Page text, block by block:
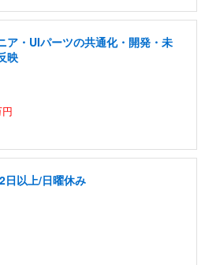
ア・UIパーツの共通化・開発・未
映
日以上/日曜休み